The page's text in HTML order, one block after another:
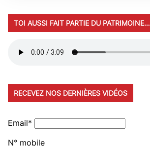
TOI AUSSI FAIT PARTIE DU PATRIMOINE…
RECEVEZ NOS DERNIÈRES VIDÉOS
Email*
N° mobile